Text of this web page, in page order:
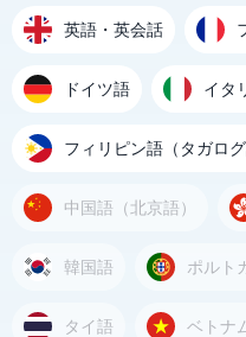
英語・英会話
ドイツ語 イタ
フィリピン語（タガログ
中国語（北京語）
韓国語 ポルト
タイ語 ベトナ